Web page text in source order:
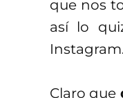
que nos
así lo
Instagram.
Claro que